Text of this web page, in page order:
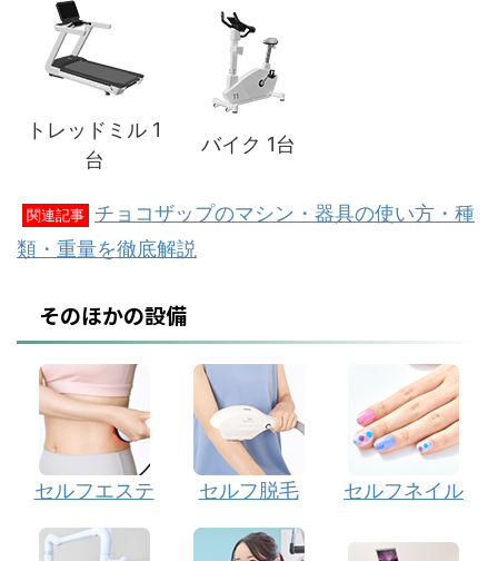
トレッドミル 1
台
バイク 1台
関連記事
チョコザップのマシン・器具の使い方・種
類・重量を徹底解説
そのほかの設備
セルフエステ セルフ脱毛 セルフネイル